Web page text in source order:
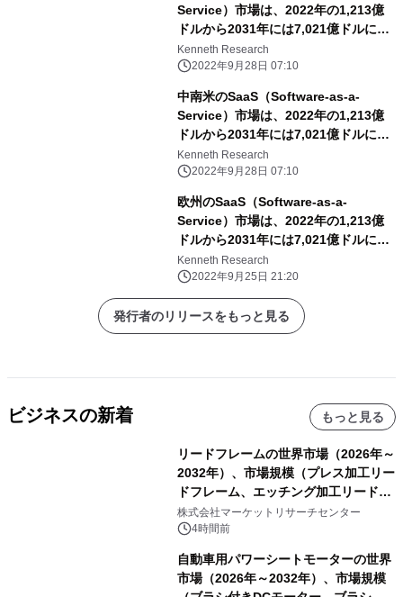
Service）市場は、2022年の1,213億
ドルから2031年には7,021億ドルに達
し、予測期間中のCAGRは18.82%に達
すると予想。
Kenneth Research
2022年9月28日 07:10
中南米のSaaS（Software-as-a-
Service）市場は、2022年の1,213億
ドルから2031年には7,021億ドルに達
し、予測期間中のCAGRは18.82%に達
すると予測。
Kenneth Research
2022年9月28日 07:10
欧州のSaaS（Software-as-a-
Service）市場は、2022年の1,213億
ドルから2031年には7,021億ドルに達
し、予測期間中のCAGRは18.82%に達
すると予想。
Kenneth Research
2022年9月25日 21:20
発行者のリリースをもっと見る
ビジネスの新着 もっと見る
リードフレームの世界市場（2026年～
2032年）、市場規模（プレス加工リー
ドフレーム、エッチング加工リードフ
レーム）・分析レポートを発表
株式会社マーケットリサーチセンター
4時間前
自動車用パワーシートモーターの世界
市場（2026年～2032年）、市場規模